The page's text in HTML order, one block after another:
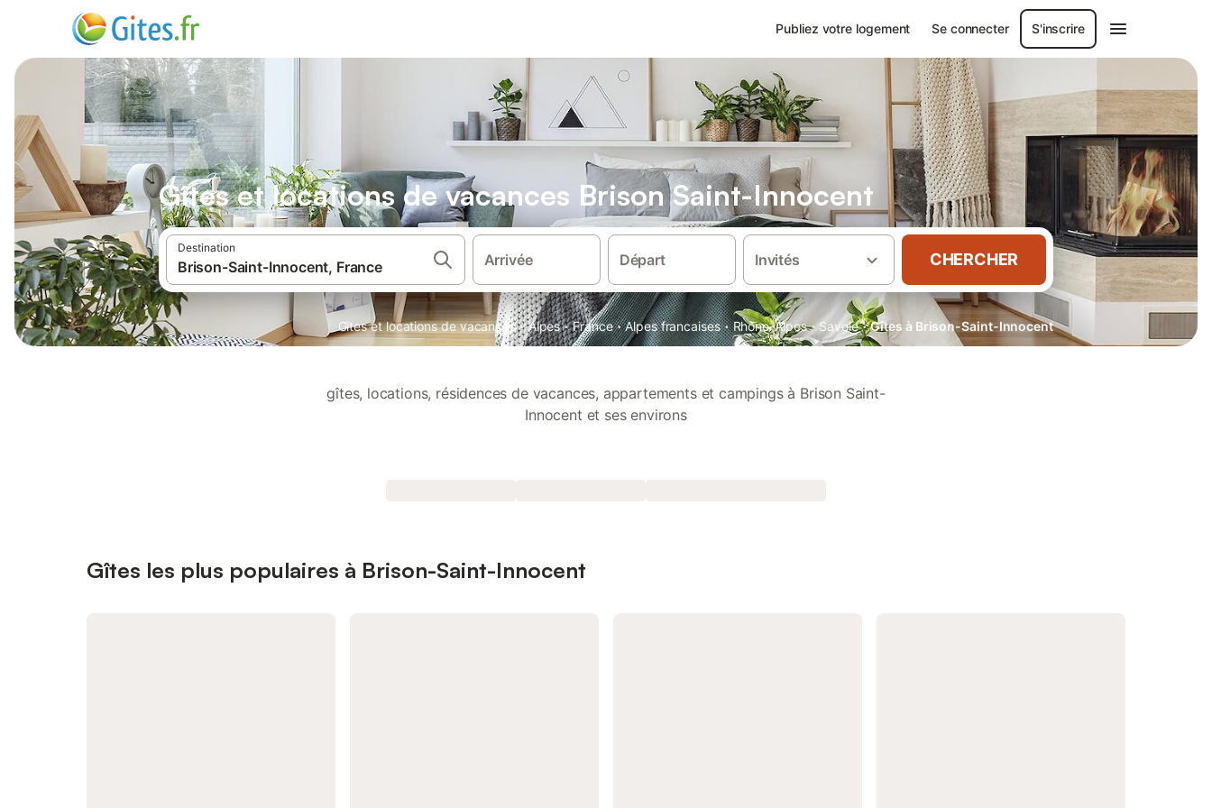
Publiez votre logement Se connecter S'inscrire
Gîtes et locations de vacances Brison Saint-Innocent
Destination
Arrivée Départ Invités CHERCHER
Gîtes et locations de vacances · Alpes · France · Alpes francaises · Rhône-Alpes · Savoie · Gîtes à Brison-Saint-Innocent
gîtes, locations, résidences de vacances, appartements et campings à Brison Saint-
Innocent et ses environs
Gîtes les plus populaires à Brison-Saint-Innocent